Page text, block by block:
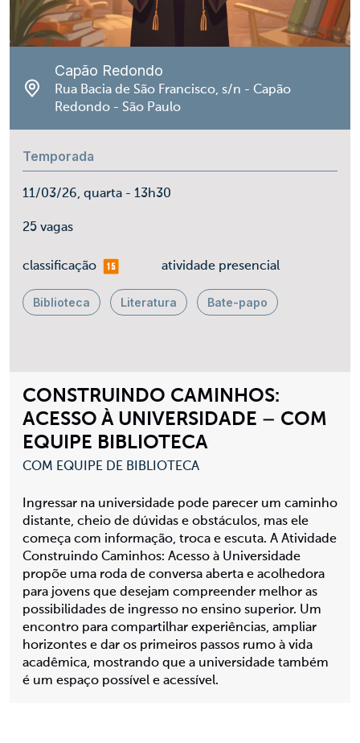
CONSTRUINDO CAMINHOS:
ACESSO À UNIVERSIDADE – COM
EQUIPE BIBLIOTECA
COM EQUIPE DE BIBLIOTECA
Ingressar na universidade pode parecer um caminho
distante, cheio de dúvidas e obstáculos, mas ele
começa com informação, troca e escuta. A Atividade
Construindo Caminhos: Acesso à Universidade
propõe uma roda de conversa aberta e acolhedora
para jovens que desejam compreender melhor as
possibilidades de ingresso no ensino superior. Um
encontro para compartilhar experiências, ampliar
horizontes e dar os primeiros passos rumo à vida
acadêmica, mostrando que a universidade também
é um espaço possível e acessível.
Capão Redondo
Rua Bacia de São Francisco, s/n - Capão
Redondo - São Paulo
Temporada
11/03/26, quarta - 13h30
25 vagas
classificaçãomais 15 atividade presencial
Biblioteca Literatura Bate-papo